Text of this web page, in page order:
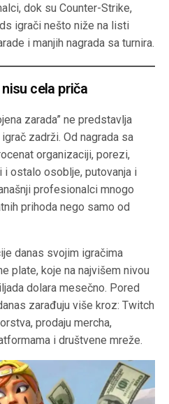
dok su Counter-Strike,
igrači nešto niže na listi
i manjih nagrada sa turnira.
cela priča
zarada” ne predstavlja
zadrži. Od nagrada sa
organizaciji, porezi,
i ostalo osoblje, putovanja i
profesionalci mnogo
prihoda nego samo od
danas svojim igračima
plate, koje na najvišem nivou
dolara mesečno. Pored
zarađuju više kroz: Twitch
prodaju mercha,
i društvene mreže.